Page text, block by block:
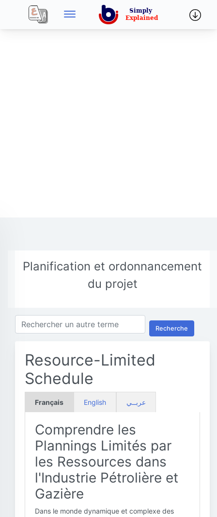
Planification et ordonnancement
du projet
Recherche
Resource-Limited
Schedule
Français English عربــي
Comprendre les
Plannings Limités par
les Ressources dans
l'Industrie Pétrolière et
Gazière
Dans le monde dynamique et complexe des